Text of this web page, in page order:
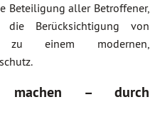
Beteiligung aller Betroffener,
Berücksichtigung von
zu einem modernen,
machen – durch